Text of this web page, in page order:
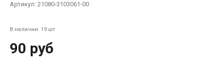
Артикул: 21080-3103061-00
В наличии: 19 шт
90 руб